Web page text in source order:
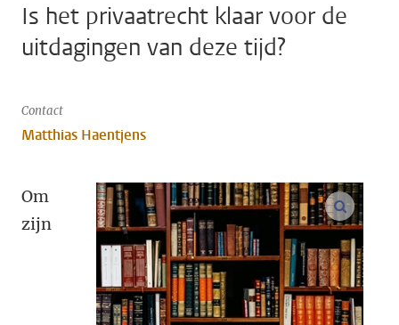
Is het privaatrecht klaar voor de
uitdagingen van deze tijd?
Contact
Matthias Haentjens
open
Om
zijn